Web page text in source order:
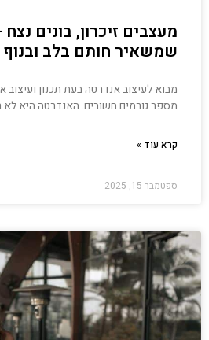
מעצבים זיכרון, בונים
שמשאיר חותם בלב ובנוף
מבוא לעיצוב אנדרטה בעת תכנון
מספר גורמים חשובים. האנדרטה היא לא
קרא עוד »
ספטמבר 15, 2025